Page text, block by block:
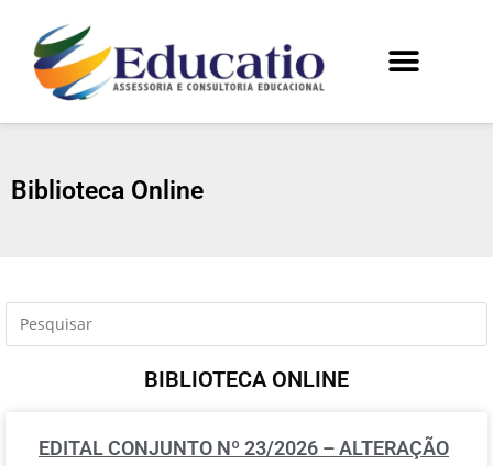
Biblioteca Online
BIBLIOTECA ONLINE
EDITAL CONJUNTO Nº 23/2026 – ALTERAÇÃO